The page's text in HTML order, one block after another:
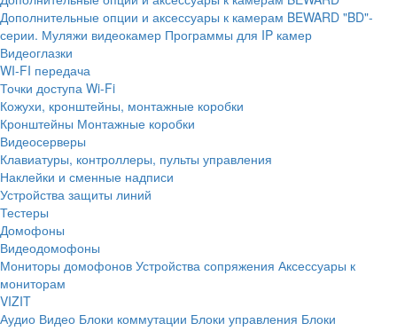
Дополнительные опции и аксессуары к камерам BEWARD "BD"-
серии. Муляжи видеокамер Программы для IP камер
Видеоглазки
WI-FI передача
Точки доступа Wi-Fi
Кожухи, кронштейны, монтажные коробки
Кронштейны Монтажные коробки
Видеосерверы
Клавиатуры, контроллеры, пульты управления
Наклейки и сменные надписи
Устройства защиты линий
Тестеры
Домофоны
Видеодомофоны
Мониторы домофонов Устройства сопряжения Аксессуары к
мониторам
VIZIT
Аудио Видео Блоки коммутации Блоки управления Блоки